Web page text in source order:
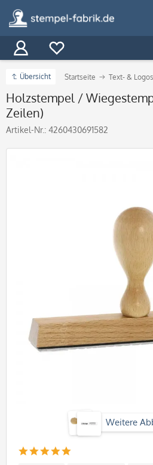
Übersicht Startseite Text- &
Holzstempel /
Zeilen)
Artikel-Nr.: 4260430691582
Weitere